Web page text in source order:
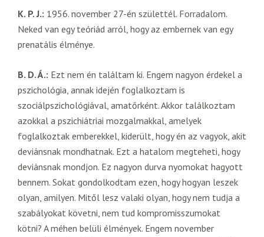
K. P. J.: 1956. november 27-én születtél. Forradalom.
Neked van egy teóriád arról, hogy az embernek van egy
prenatális élménye.
B. D. Á.: Ezt nem én találtam ki. Engem nagyon érdekel a
pszichológia, annak idején foglalkoztam is
szociálpszichológiával, amatőrként. Akkor találkoztam
azokkal a pszichiátriai mozgalmakkal, amelyek
foglalkoztak emberekkel, kiderült, hogy én az vagyok, akit
deviánsnak mondhatnak. Ezt a hatalom megteheti, hogy
deviánsnak mondjon. Ez nagyon durva nyomokat hagyott
bennem. Sokat gondolkodtam ezen, hogy hogyan leszek
olyan, amilyen. Mitől lesz valaki olyan, hogy nem tudja a
szabályokat követni, nem tud kompromisszumokat
kötni? A méhen belüli élmények. Engem november